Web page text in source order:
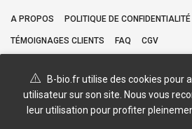
A PROPOS POLITIQUE DE CONFIDENTIALITÉ
TÉMOIGNAGES CLIENTS FAQ CGV
B-bio.fr utilise des cookies pour
utilisateur sur son site. Nous vous
leur utilisation pour profiter